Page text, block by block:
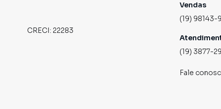
CRECI: 22283
Vendas
(19) 98143-
(19) 3877-
Fale